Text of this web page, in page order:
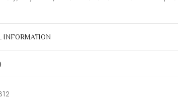
INFORMATION